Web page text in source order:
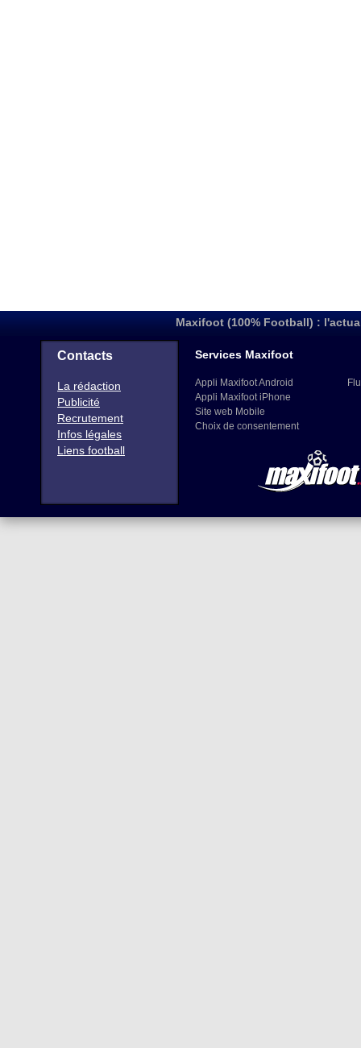
Maxifoot (100% Football) :
Contacts
La rédaction
Publicité
Recrutement
Infos légales
Liens football
Services Maxifoot
Appli Maxifoot Android
Appli Maxifoot iPhone
Site web Mobile
Choix de consentement